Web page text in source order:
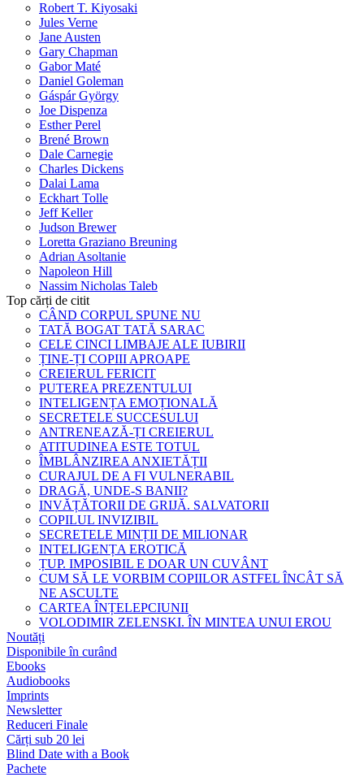
Robert T. Kiyosaki
Jules Verne
Jane Austen
Gary Chapman
Gabor Maté
Daniel Goleman
Gáspár György
Joe Dispenza
Esther Perel
Brené Brown
Dale Carnegie
Charles Dickens
Dalai Lama
Eckhart Tolle
Jeff Keller
Judson Brewer
Loretta Graziano Breuning
Adrian Asoltanie
Napoleon Hill
Nassim Nicholas Taleb
Top cărți de citit
CÂND CORPUL SPUNE NU
TATĂ BOGAT TATĂ SARAC
CELE CINCI LIMBAJE ALE IUBIRII
ȚINE-ȚI COPIII APROAPE
CREIERUL FERICIT
PUTEREA PREZENTULUI
INTELIGENȚA EMOȚIONALĂ
SECRETELE SUCCESULUI
ANTRENEAZĂ-ȚI CREIERUL
ATITUDINEA ESTE TOTUL
ÎMBLÂNZIREA ANXIETĂȚII
CURAJUL DE A FI VULNERABIL
DRAGĂ, UNDE-S BANII?
INVĂȚĂTORII DE GRIJĂ. SALVATORII
COPILUL INVIZIBIL
SECRETELE MINȚII DE MILIONAR
INTELIGENȚA EROTICĂ
ȚUP. IMPOSIBIL E DOAR UN CUVÂNT
CUM SĂ LE VORBIM COPIILOR ASTFEL ÎNCÂT SĂ
NE ASCULTE
CARTEA ÎNȚELEPCIUNII
VOLODIMIR ZELENSKI. ÎN MINTEA UNUI EROU
Noutăți
Disponibile în curând
Ebooks
Audiobooks
Imprints
Newsletter
Reduceri Finale
Cărți sub 20 lei
Blind Date with a Book
Pachete